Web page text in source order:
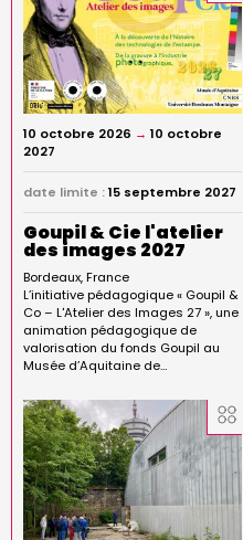
10 octobre 2026 → 10 octobre
2027
date limite :15 septembre 2027
Goupil & Cie l'atelier
des images 2027
Bordeaux France
L’initiative pédagogique « Goupil &
Co – L'Atelier des Images 27 », une
animation pédagogique de
valorisation du fonds Goupil au
Musée d’Aquitaine de…